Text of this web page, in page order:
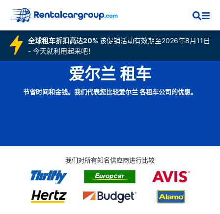
全球租车折扣高达20% 该促销活动有效期至2026年8月11日
- 今天就利用起来吧！
爱尔兰 租车
节省时间和金钱。我们代表您比较爱尔兰 各租车公司的优惠。
我们对所有知名供应商进行比较